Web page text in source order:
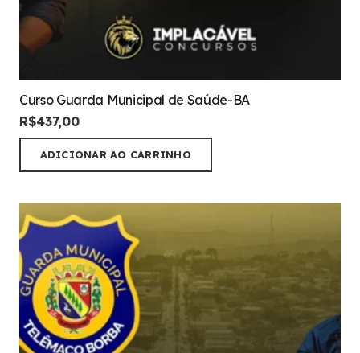
Curso Guarda Municipal de Saúde-BA
R$437,00
ADICIONAR AO CARRINHO